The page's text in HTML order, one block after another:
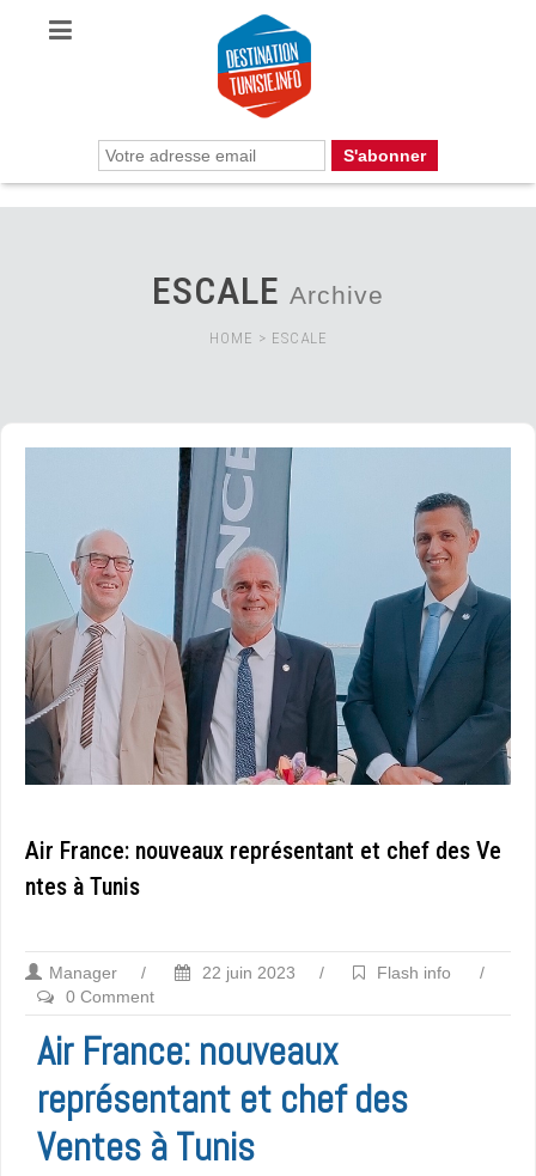
ESCALE Archive
HOME > ESCALE
Air France: nouveaux représentant et chef des Ve
ntes à Tunis
Manager / 22 juin 2023 / Flash info
/
0 Comment
Air France: nouveaux
représentant et chef des
Ventes à Tunis